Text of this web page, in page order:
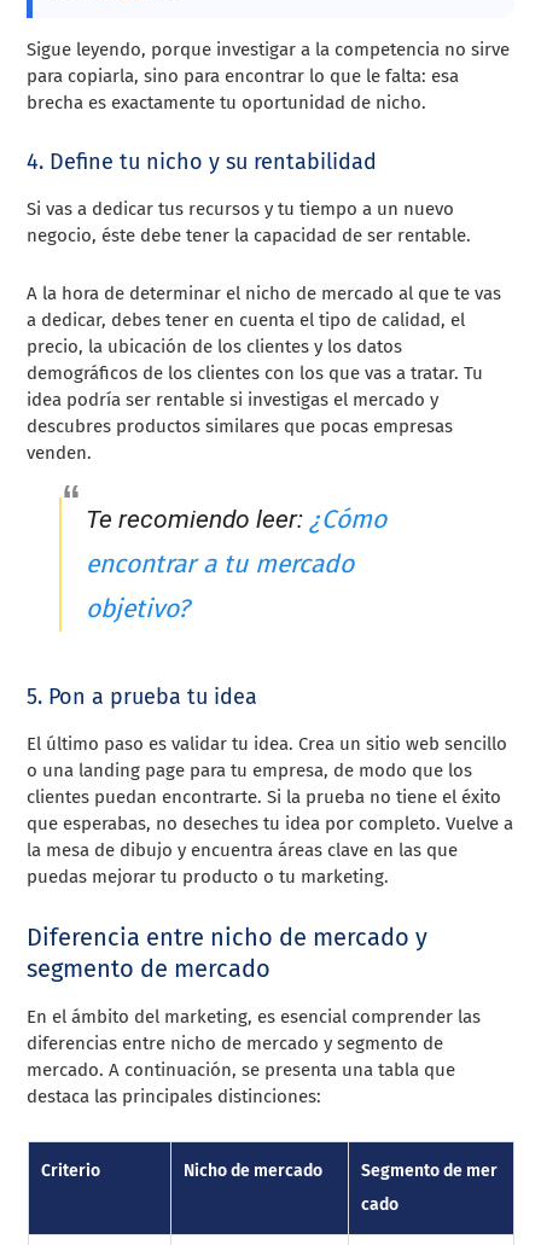
Sigue leyendo, porque investigar a la competencia no sirve
para copiarla, sino para encontrar lo que le falta: esa
brecha es exactamente tu oportunidad de nicho.
4. Define tu nicho y su rentabilidad
Si vas a dedicar tus recursos y tu tiempo a un nuevo
negocio, éste debe tener la capacidad de ser rentable.
A la hora de determinar el nicho de mercado al que te vas
a dedicar, debes tener en cuenta el tipo de calidad, el
precio, la ubicación de los clientes y los datos
demográficos de los clientes con los que vas a tratar. Tu
idea podría ser rentable si investigas el mercado y
descubres productos similares que pocas empresas
venden.
Te recomiendo leer: ¿Cómo
encontrar a tu mercado
objetivo?
5. Pon a prueba tu idea
El último paso es validar tu idea. Crea un sitio web sencillo
o una landing page para tu empresa, de modo que los
clientes puedan encontrarte. Si la prueba no tiene el éxito
que esperabas, no deseches tu idea por completo. Vuelve a
la mesa de dibujo y encuentra áreas clave en las que
puedas mejorar tu producto o tu marketing.
Diferencia entre nicho de mercado y
segmento de mercado
En el ámbito del marketing, es esencial comprender las
diferencias entre nicho de mercado y segmento de
mercado. A continuación, se presenta una tabla que
destaca las principales distinciones:
Criterio Nicho de mercado
Segmento de mer
cado